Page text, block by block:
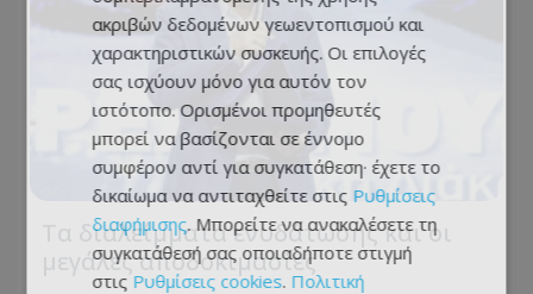
Τα διαλείμματα ενυδάτωσης και οι
μεγάλες αποδοκιμασίες
ακριβών δεδομένων γεωεντοπισμού και
χαρακτηριστικών συσκευής. Οι επιλογές
σας ισχύουν μόνο για αυτόν τον
ιστότοπο. Ορισμένοι προμηθευτές
μπορεί να βασίζονται σε έννομο
συμφέρον αντί για συγκατάθεση· έχετε το
δικαίωμα να αντιταχθείτε στις Ρυθμίσεις
διαφήμισης. Μπορείτε να ανακαλέσετε τη
συγκατάθεσή σας οποιαδήποτε στιγμή
στις Ρυθμίσεις cookies. Πολιτική